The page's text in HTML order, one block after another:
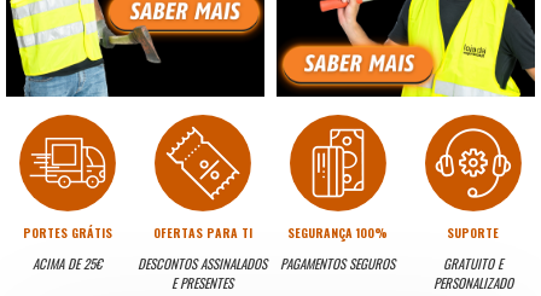
PORTES GRÁTIS
ACIMA DE 25€
OFERTAS PARA TI
DESCONTOS ASSINALADOS
E PRESENTES
SEGURANÇA 100%
PAGAMENTOS SEGUROS
SUPORTE
GRATUITO E
PERSONALIZADO